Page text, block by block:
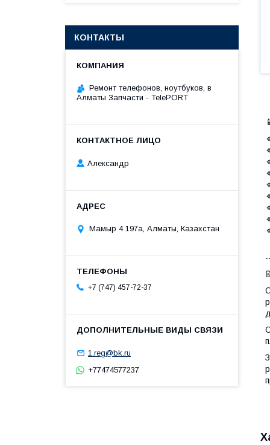
КОНТАКТЫ
Ремонт телефонов, ноутбуков, в
Алматы Запчасти - TelePORT
Александр
Мамыр 4 197а, Алматы, Казахстан
+7 (747) 457-72-37
1.reg@bk.ru
+77474577237